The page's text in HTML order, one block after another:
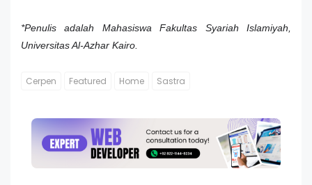
*Penulis adalah Mahasiswa Fakultas Syariah Islamiyah,
Universitas Al-Azhar Kairo.
Cerpen Featured Home Sastra